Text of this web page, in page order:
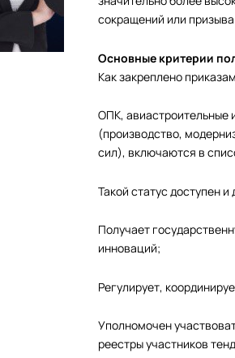
сокращений или
Основные критерии
Как закреплено
ОПК, авиастроительные
(производство,
сил), включаются в
Такой статус доступен и
Получает
инноваций;
Регулирует,
Уполномочен
реестры участников